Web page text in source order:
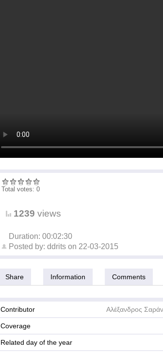
Total votes: 0
1239 views
Duration: 00:02:30
Posted by: ddrits on 22-03-2015
Share Information Comments
Contributor Αλέξανδρος
Coverage
Related day of the year